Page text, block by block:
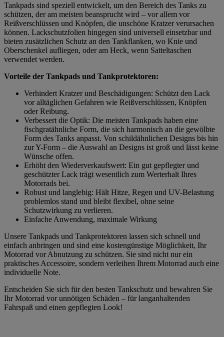
Tankpads sind speziell entwickelt, um den Bereich des Tanks zu
schützen, der am meisten beansprucht wird – vor allem vor
Reißverschlüssen und Knöpfen, die unschöne Kratzer verursachen
können. Lackschutzfolien hingegen sind universell einsetzbar und
bieten zusätzlichen Schutz an den Tankflanken, wo Knie und
Oberschenkel aufliegen, oder am Heck, wenn Satteltaschen
verwendet werden.
Vorteile der Tankpads und Tankprotektoren:
Verhindert Kratzer und Beschädigungen: Schützt den Lack
vor alltäglichen Gefahren wie Reißverschlüssen, Knöpfen
oder Reibung.
Verbessert die Optik: Die meisten Tankpads haben eine
fischgratähnliche Form, die sich harmonisch an die gewölbte
Form des Tanks anpasst. Von schildähnlichen Designs bis hin
zur Y-Form – die Auswahl an Designs ist groß und lässt keine
Wünsche offen.
Erhöht den Wiederverkaufswert: Ein gut gepflegter und
geschützter Lack trägt wesentlich zum Werterhalt Ihres
Motorrads bei.
Robust und langlebig: Hält Hitze, Regen und UV-Belastung
problemlos stand und bleibt flexibel, ohne seine
Schutzwirkung zu verlieren.
Einfache Anwendung, maximale Wirkung
Unsere Tankpads und Tankprotektoren lassen sich schnell und
einfach anbringen und sind eine kostengünstige Möglichkeit, Ihr
Motorrad vor Abnutzung zu schützen. Sie sind nicht nur ein
praktisches Accessoire, sondern verleihen Ihrem Motorrad auch eine
individuelle Note.
Entscheiden Sie sich für den besten Tankschutz und bewahren Sie
Ihr Motorrad vor unnötigen Schäden – für langanhaltenden
Fahrspaß und einen gepflegten Look!